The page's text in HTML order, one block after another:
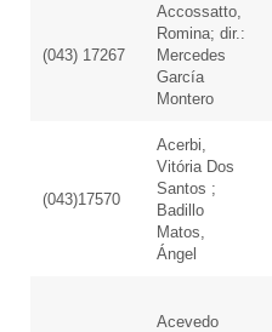
(043) 17267
Accossatto,
Romina; dir.:
Mercedes
García
Montero
(043)17570
Acerbi,
Vitória Dos
Santos ;
Badillo
Matos,
Ángel
Acevedo